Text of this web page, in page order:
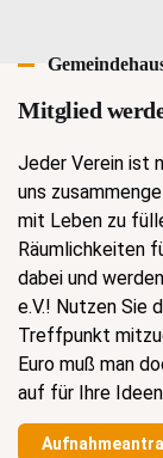
Mitglied
Jeder Verein ist
uns
mit Leben zu
Räumlichkeiten
dabei und
e.V.! Nutzen Sie
Treffpunkt
Euro muß man
auf für Ihre